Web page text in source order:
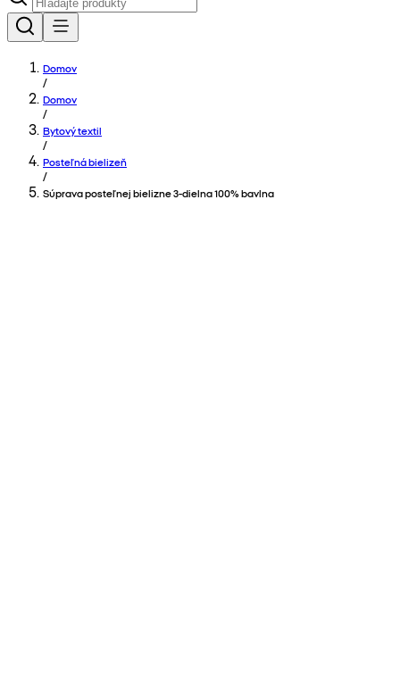
Domov
/
Domov
/
Bytový textil
/
Posteľná bielizeň
/
Súprava posteľnej bielizne 3-dielna 100% bavlna